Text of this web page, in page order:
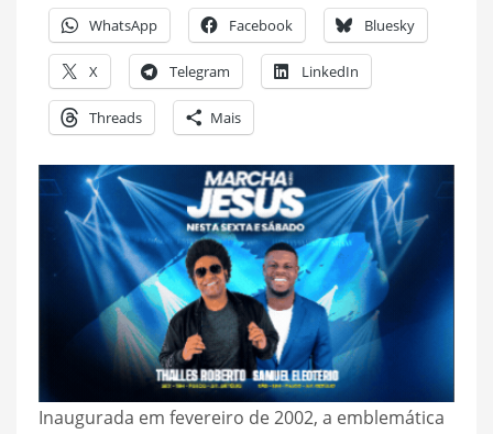
WhatsApp Facebook Bluesky
X Telegram LinkedIn
Threads Mais
Inaugurada em fevereiro de 2002, a emblemática